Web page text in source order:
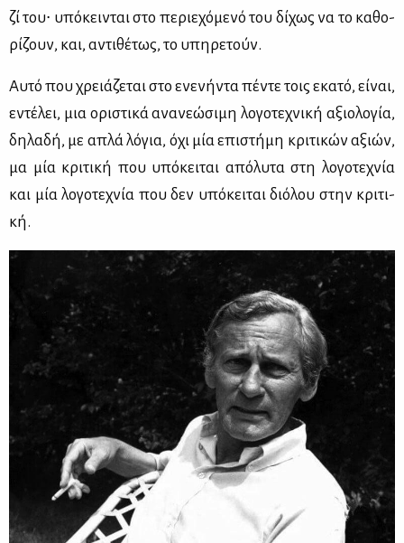
ζί του∙ υπό­κει­νται στο πε­ριε­χό­με­νό του δί­χως να το κα­θο­
ρί­ζουν, και, αντι­θέ­τως, το υπη­ρε­τούν.
Αυ­τό που χρειά­ζε­ται στο ενε­νή­ντα πέ­ντε τοις εκα­τό, εί­ναι,
εντέ­λει, μια ορι­στι­κά ανα­νε­ώ­σι­μη λο­γο­τε­χνι­κή αξιο­λο­γία,
δη­λα­δή, με απλά λό­για, όχι μία επι­στή­μη κρι­τι­κών αξιών,
μα μία κρι­τι­κή που υπό­κει­ται από­λυ­τα στη λο­γο­τε­χνία
και μία λο­γο­τε­χνία που δεν υπό­κει­ται διό­λου στην κρι­τι­
κή.